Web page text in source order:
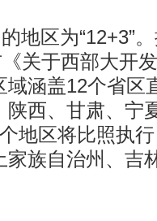
区为“12+3”
关于西部大开
涵盖12个省区
陕西、甘肃、宁
地区将比照执
族自治州、吉